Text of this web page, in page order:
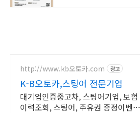
http://www.kb오토카.com 광고
K-B오토카,스팅어 전문기업
대기업인증중고차, 스팅어기업, 보험
이력조회, 스팅어, 주유권 증정이벤트